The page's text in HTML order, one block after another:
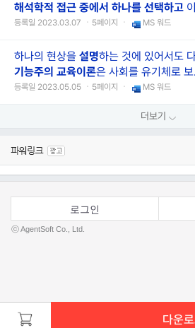
해석학적 접근 중에서 하나를 선택하고
등록일 2023.03.07 ㆍ5페이지 ㆍ MS 워드
하나의 현상을 설명하는 것에 있어서도
기능주의 교육이론은 사회를 유기체로
등록일 2023.05.05 ㆍ5페이지 ㆍ MS 워드
더보기
다운
로그인
ⓒ AgentSoft Co., Ltd.